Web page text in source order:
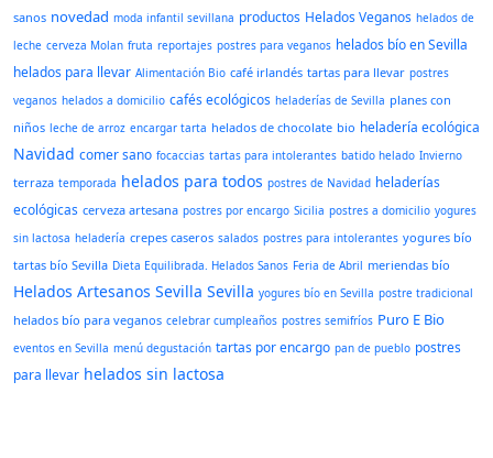
sanos novedad moda infantil sevillana productos Helados Veganos helados de
leche cerveza Molan fruta reportajes postres para veganos helados bío en Sevilla
helados para llevar Alimentación Bio café irlandés tartas para llevar postres
veganos helados a domicilio cafés ecológicos heladerías de Sevilla planes con
niños leche de arroz encargar tarta helados de chocolate bio heladería ecológica
Navidad comer sano focaccias tartas para intolerantes batido helado Invierno
terraza temporada helados para todos postres de Navidad heladerías
ecológicas cerveza artesana postres por encargo Sicilia postres a domicilio yogures
sin lactosa heladería crepes caseros salados postres para intolerantes yogures bío
tartas bío Sevilla Dieta Equilibrada. Helados Sanos Feria de Abril meriendas bío
Helados Artesanos Sevilla Sevilla yogures bío en Sevilla postre tradicional
helados bío para veganos celebrar cumpleaños postres semifríos Puro E Bio
eventos en Sevilla menú degustación tartas por encargo pan de pueblo postres
para llevar helados sin lactosa